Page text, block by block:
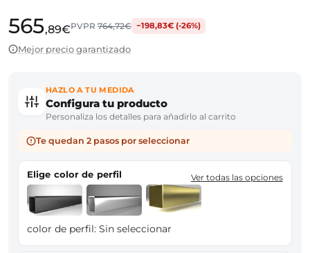
565,89€PVPR764,72€ −198,83€ (-26%)
Mejor precio garantizado
HAZLO A TU MEDIDA
Configura tu producto
Personaliza los detalles para añadirlo al carrito
Te quedan 2 pasos por seleccionar
Elige color de perfil Ver todas las opciones
color de perfil: Sin seleccionar